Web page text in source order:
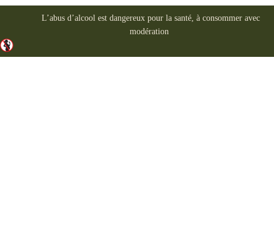
L’abus d’alcool est dangereux pour la santé, à consommer avec
modération